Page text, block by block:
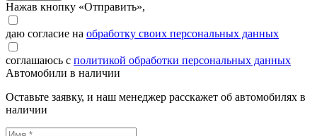
Нажав кнопку «Отправить»,
даю согласие на обработку своих персональных данных
соглашаюсь с политикой обработки персональных данных
Автомобили в наличии
Оставьте заявку, и наш менеджер расскажет об автомобилях в
наличии